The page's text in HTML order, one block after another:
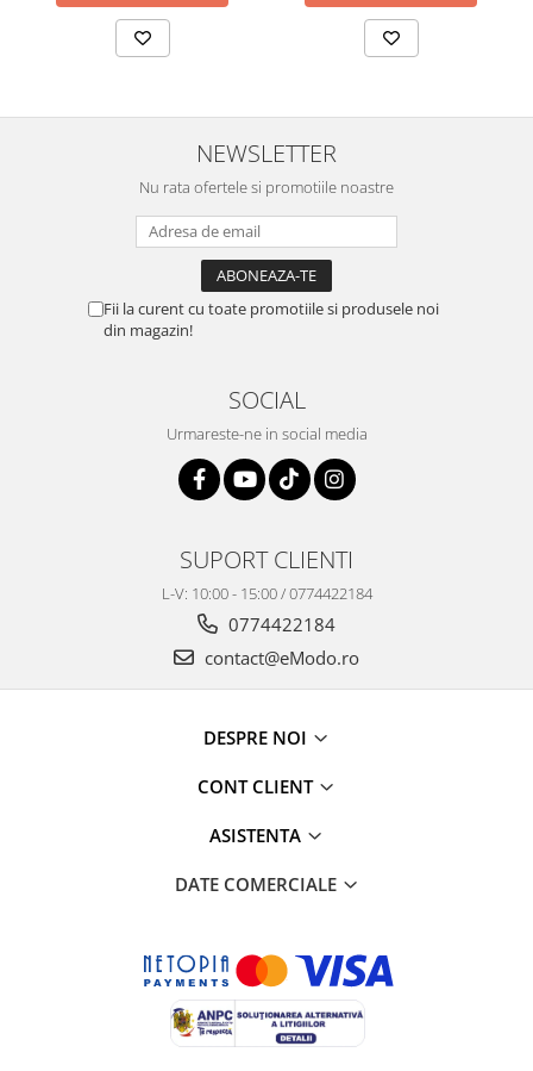
NEWSLETTER
Nu rata ofertele si promotiile noastre
Fii la curent cu toate promotiile si produsele noi
din magazin!
SOCIAL
Urmareste-ne in social media
SUPORT CLIENTI
L-V: 10:00 - 15:00 / 0774422184
0774422184
contact@eModo.ro
DESPRE NOI
CONT CLIENT
ASISTENTA
DATE COMERCIALE